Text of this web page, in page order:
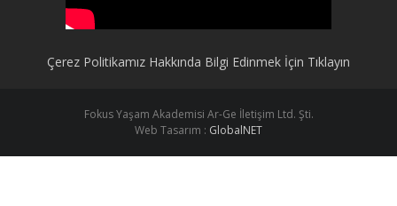
Çerez Politikamız Hakkında Bilgi Edinmek İçin Tıklayın
Fokus Yaşam Akademisi Ar-Ge İletişim Ltd. Şti.
Web Tasarım : GlobalNET